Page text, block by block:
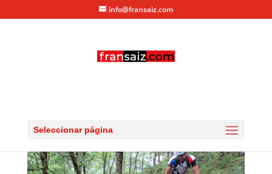
info@fransaiz.com
Seleccionar página